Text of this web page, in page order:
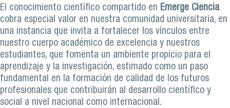
El conocimiento científico compartido en Emerge Ciencia
cobra especial valor en nuestra comunidad universitaria, en
una instancia que invita a fortalecer los vínculos entre
nuestro cuerpo académico de excelencia y nuestros
estudiantes, que fomenta un ambiente propicio para el
aprendizaje y la investigación, estimado como un paso
fundamental en la formación de calidad de los futuros
profesionales que contribuirán al desarrollo científico y
social a nivel nacional como internacional.